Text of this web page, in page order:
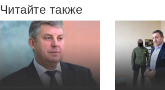
Читайте также